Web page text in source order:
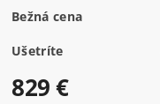
Bežná cena
Ušetríte
829 €